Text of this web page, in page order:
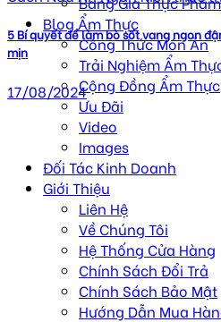
Blog Ẩm Thực
Công Thức Món Ăn
Trải Nghiệm Ẩm
Cộng Đồng Ẩm Thực
Ưu Đãi
Video
Images
Đối Tác Kinh Doanh
Giới Thiệu
Liên Hệ
Về Chúng Tôi
Hệ Thống Cửa Hàng
Chính Sách Đổi Trả
Chính Sách Bảo Mật
Hướng Dẫn Mua
5 Bí quyết để làm bò sốt vang ngon
mịn
17/08/2024